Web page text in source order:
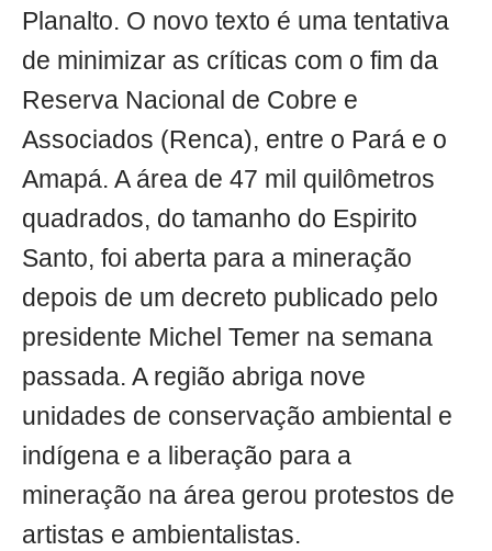
Planalto. O novo texto é uma tentativa
de minimizar as críticas com o fim da
Reserva Nacional de Cobre e
Associados (Renca), entre o Pará e o
Amapá. A área de 47 mil quilômetros
quadrados, do tamanho do Espirito
Santo, foi aberta para a mineração
depois de um decreto publicado pelo
presidente Michel Temer na semana
passada. A região abriga nove
unidades de conservação ambiental e
indígena e a liberação para a
mineração na área gerou protestos de
artistas e ambientalistas.